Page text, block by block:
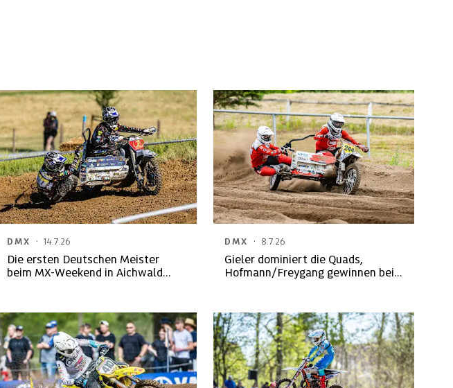
DMX · 14.7.26
Die ersten Deutschen Meister
beim MX-Weekend in Aichwald
DMX · 8.7.26
Gieler dominiert die Quads,
Hofmann/Freygang gewinnen bei